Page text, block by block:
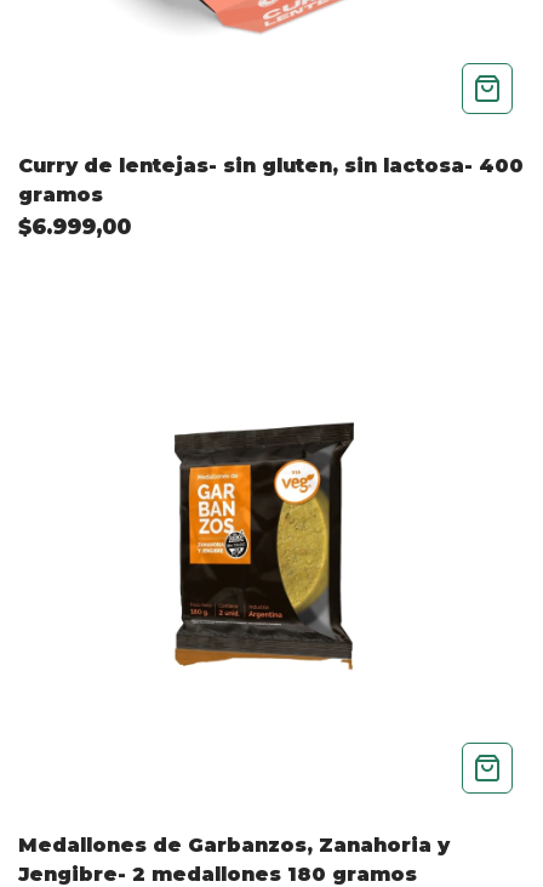
Curry de lentejas- sin gluten, sin lactosa- 400
gramos
$6.999,00
Medallones de Garbanzos, Zanahoria y
Jengibre- 2 medallones 180 gramos